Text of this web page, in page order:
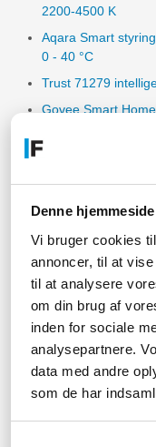
Denne
Vi bruger cookies
annoncer, til at
til at analysere
om din brug af
inden for sociale
analysepartnere.
data med andre
som de har
2200-4500 K
Aqara Smart
0 - 40 °C
Trust 71279
Govee Smart
Philips Hue Pære
Philips Hue Tilbehør
Relaterede
Philips Hue Soft
Spar MANGE
Philips Hue Outdoor
Philips Hue PC-